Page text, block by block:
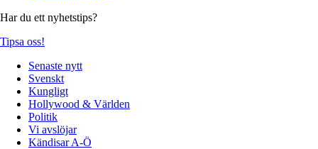
Har du ett nyhetstips?
Tipsa oss!
Senaste nytt
Svenskt
Kungligt
Hollywood & Världen
Politik
Vi avslöjar
Kändisar A-Ö